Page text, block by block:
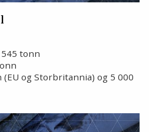
tonn
og Storbritannia) og 5 000